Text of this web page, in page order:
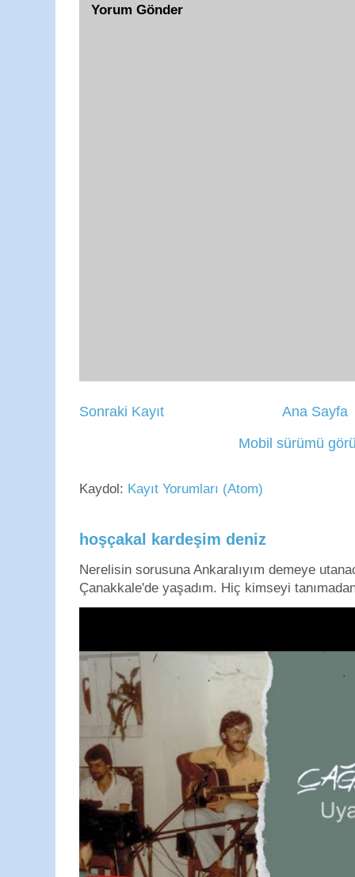
Yorum Gönder
Sonraki Kayıt
Ana Sayfa
Mobil sürümü
Kaydol: Kayıt Yorumları (Atom)
hoşçakal kardeşim deniz
Nerelisin sorusuna Ankaralıyım demeye
Çanakkale'de yaşadım. Hiç kimseyi